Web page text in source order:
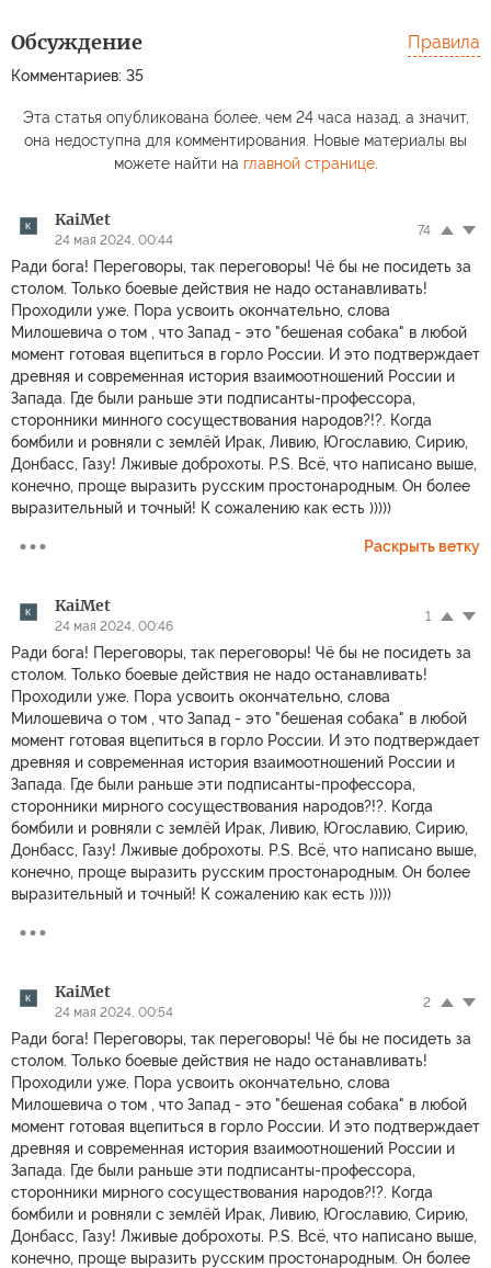
Обсуждение
Комментариев: 35
Правила
Эта статья опубликована более, чем 24 часа назад, а значит,
она недоступна для комментирования. Новые материалы вы
можете найти на главной странице.
KaiMet
24 мая 2024, 00:44
74
Ради бога! Переговоры, так переговоры! Чё бы не посидеть за
столом. Только боевые действия не надо останавливать!
Проходили уже. Пора усвоить окончательно, слова
Милошевича о том , что Запад - это "бешеная собака" в любой
момент готовая вцепиться в горло России. И это подтверждает
древняя и современная история взаимоотношений России и
Запада. Где были раньше эти подписанты-профессора,
сторонники минного сосуществования народов?!?. Когда
бомбили и ровняли с землёй Ирак, Ливию, Югославию, Сирию,
Донбасс, Газу! Лживые доброхоты. P.S. Всё, что написано выше,
конечно, проще выразить русским простонародным. Он более
выразительный и точный! К сожалению как есть )))))
Раскрыть ветку
KaiMet
24 мая 2024, 00:46
1
Ради бога! Переговоры, так переговоры! Чё бы не посидеть за
столом. Только боевые действия не надо останавливать!
Проходили уже. Пора усвоить окончательно, слова
Милошевича о том , что Запад - это "бешеная собака" в любой
момент готовая вцепиться в горло России. И это подтверждает
древняя и современная история взаимоотношений России и
Запада. Где были раньше эти подписанты-профессора,
сторонники мирного сосуществования народов?!?. Когда
бомбили и ровняли с землёй Ирак, Ливию, Югославию, Сирию,
Донбасс, Газу! Лживые доброхоты. P.S. Всё, что написано выше,
конечно, проще выразить русским простонародным. Он более
выразительный и точный! К сожалению как есть )))))
KaiMet
24 мая 2024, 00:54
2
Ради бога! Переговоры, так переговоры! Чё бы не посидеть за
столом. Только боевые действия не надо останавливать!
Проходили уже. Пора усвоить окончательно, слова
Милошевича о том , что Запад - это "бешеная собака" в любой
момент готовая вцепиться в горло России. И это подтверждает
древняя и современная история взаимоотношений России и
Запада. Где были раньше эти подписанты-профессора,
сторонники мирного сосуществования народов?!?. Когда
бомбили и ровняли с землёй Ирак, Ливию, Югославию, Сирию,
Донбасс, Газу! Лживые доброхоты. P.S. Всё, что написано выше,
конечно, проще выразить русским простонародным. Он более